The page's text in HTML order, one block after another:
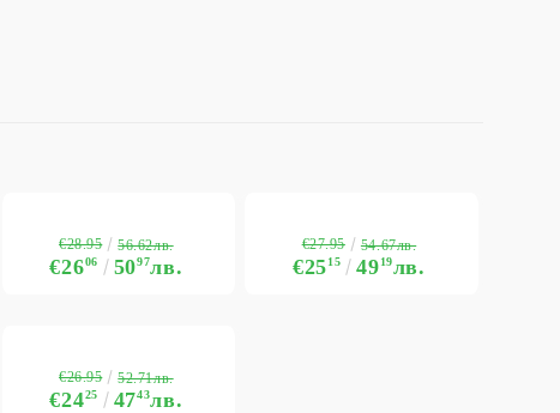
€2606 5097лв.
€28.95 56.62лв.
€2515 4919лв.
€27.95 54.67лв.
€2425 4743лв.
€26.95 52.71лв.